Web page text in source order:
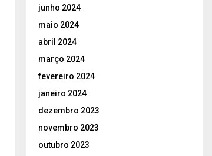
junho 2024
maio 2024
abril 2024
março 2024
fevereiro 2024
janeiro 2024
dezembro 2023
novembro 2023
outubro 2023